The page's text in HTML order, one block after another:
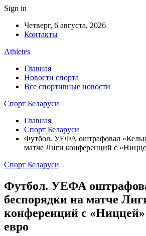
Sign in
Четверг, 6 августа, 2026
Контакты
Athletes
Главная
Новости спорта
Все спортивные новости
Спорт Беларуси
Главная
Спорт Беларуси
Футбол. УЕФА оштрафовал
матче Лиги конференций с
Спорт Беларуси
Футбол. УЕФА
беспорядки на матче
конференций с
евро